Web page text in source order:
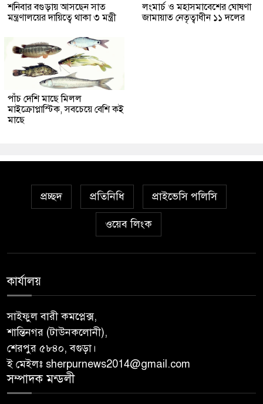
শনিবার বগুড়ায় আসছেন সাত
মন্ত্রণালয়ের দায়িত্বে থাকা ৩ মন্ত্রী
লংমার্চ ও মহাসমাবেশের ঘোষণা
জামায়াত নেতৃত্বাধীন ১১ দলের
পাঁচ দেশি মাছে মিলল
মাইক্রোপ্লাস্টিক, সবচেয়ে বেশি কই
মাছে
প্রচ্ছদ প্রতিনিধি প্রাইভেসি পলিসি
ওয়েব লিংক
কার্যালয়
সাইফুল বারী কমপ্লেক্স,
শান্তিনগর (টাউনকলোনী),
শেরপুর ৫৮৪০, বগুড়া।
ই মেইলঃ sherpurnews2014@gmail.com
সম্পাদক মন্ডলী